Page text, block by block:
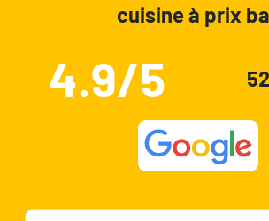
cuisine à prix
4.9/5